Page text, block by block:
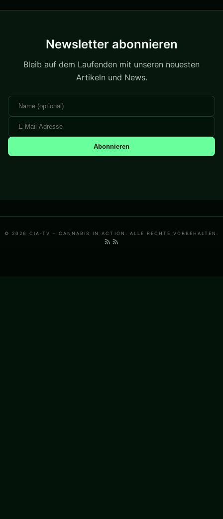
Newsletter abonnieren
Bleib auf dem Laufenden mit unseren neuesten
Artikeln und News.
Abonnieren
© 2026 CIA-TV – CANNABIS IN ACTION. ALLE RECHTE VORBEHALTEN.